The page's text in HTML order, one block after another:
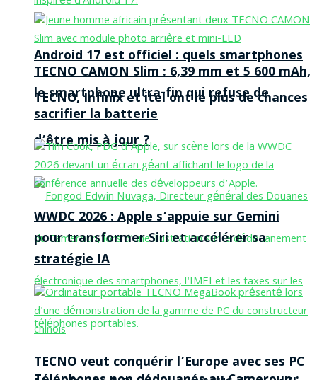
Android 17 est officiel : quels smartphones
TECNO, Infinix et itel ont le plus de chances
d’être mis à jour ?
TECNO CAMON Slim : 6,39 mm et 5 600 mAh,
le smartphone ultra-fin qui refuse de
sacrifier la batterie
WWDC 2026 : Apple s’appuie sur Gemini
pour transformer Siri et accélérer sa
stratégie IA
TECNO veut conquérir l’Europe avec ses PC